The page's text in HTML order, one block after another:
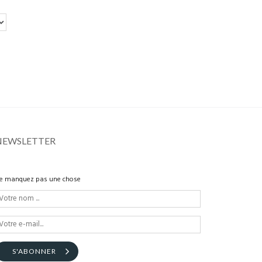
manquez pas une chose
S'ABONNER